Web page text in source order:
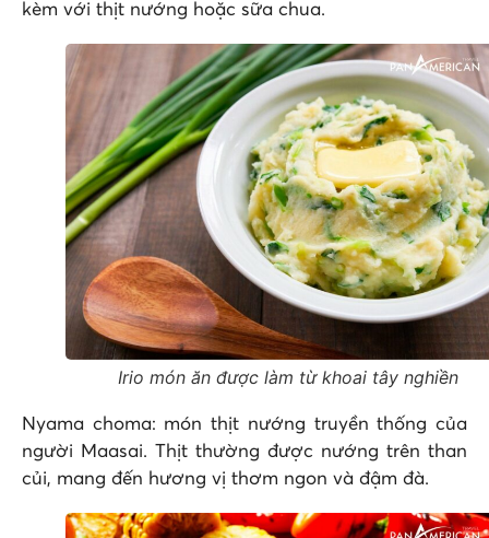
kèm với thịt nướng hoặc sữa chua.
Irio món ăn được làm từ khoai tây nghiền
Nyama choma: món thịt nướng truyền thống của
người Maasai. Thịt thường được nướng trên than
củi, mang đến hương vị thơm ngon và đậm đà.